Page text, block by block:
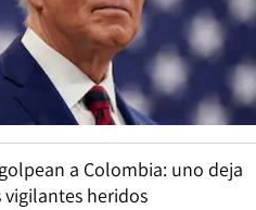
a Colombia: uno deja
heridos